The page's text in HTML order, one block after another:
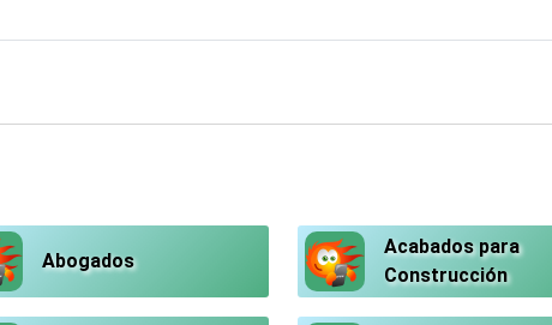
Abogados
Acabados para
Construcción